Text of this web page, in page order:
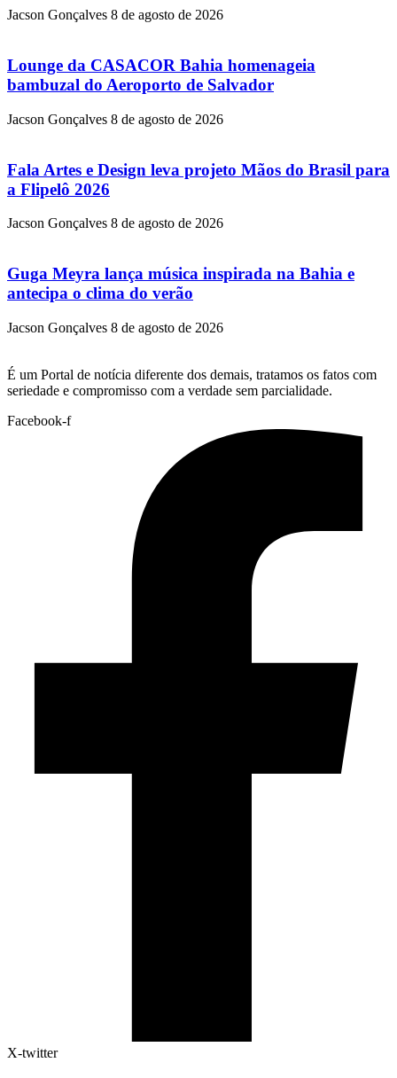
Jacson Gonçalves 8 de agosto de 2026
Lounge da CASACOR Bahia homenageia
bambuzal do Aeroporto de Salvador
Jacson Gonçalves 8 de agosto de 2026
Fala Artes e Design leva projeto Mãos do Brasil para
a Flipelô 2026
Jacson Gonçalves 8 de agosto de 2026
Guga Meyra lança música inspirada na Bahia e
antecipa o clima do verão
Jacson Gonçalves 8 de agosto de 2026
É um Portal de notícia diferente dos demais, tratamos os fatos com
seriedade e compromisso com a verdade sem parcialidade.
Facebook-f
X-twitter